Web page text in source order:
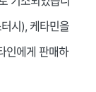
시), 케타민을
인에게 판매하